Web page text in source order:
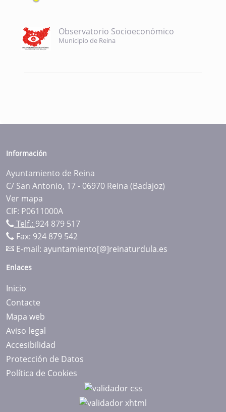
Observatorio Socioeconómico
Municipio de Reina
Información
Ayuntamiento de Reina
C/ San Antonio, 17 - 06970 Reina (Badajoz)
Ver mapa
CIF: P0611000A
Telf.: 924 879 517
Fax: 924 879 542
E-mail: ayuntamiento[@]reinaturdula.es
Enlaces
Inicio
Contacte
Mapa web
Aviso legal
Accesibilidad
Protección de Datos
Política de Cookies